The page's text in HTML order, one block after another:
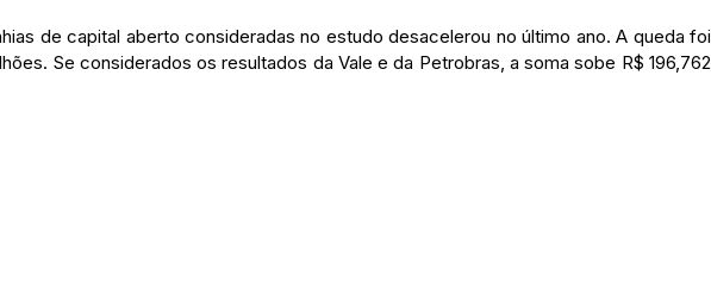
de capital aberto consideradas no estudo desacelerou no último ano. A queda foi
Se considerados os resultados da Vale e da Petrobras, a soma sobe R$ 196,762